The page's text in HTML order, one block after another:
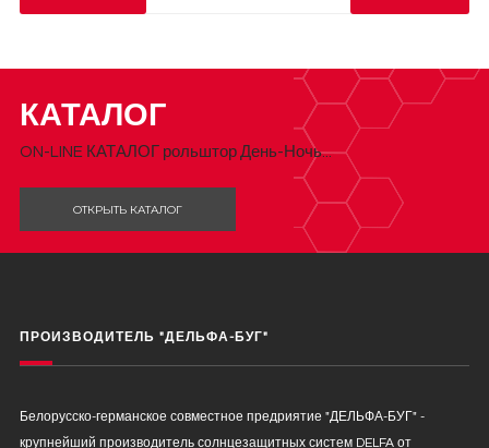
КАТАЛОГ
ON-LINE КАТАЛОГ рольштор День-Ночь...
ОТКРЫТЬ КАТАЛОГ
ПРОИЗВОДИТЕЛЬ "ДЕЛЬФА-БУГ"
Белорусско-германское совместное предриятие "ДЕЛЬФА-БУГ" -
крупнейший производитель солнцезащитных систем DELFA от